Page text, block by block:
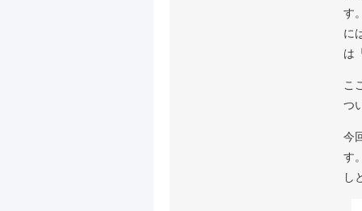
す
に
は
こ
つ
今
す
し